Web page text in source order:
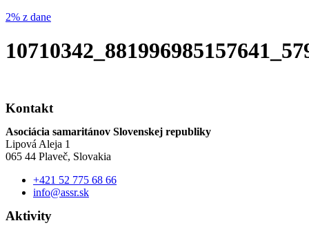
2% z dane
Kontakt
Asociácia samaritánov Slovenskej republiky
Lipová Aleja 1
065 44 Plaveč, Slovakia
+421 52 775 68 66
info@assr.sk
Aktivity